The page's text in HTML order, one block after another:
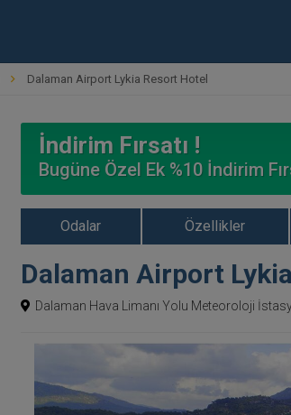
Dalaman Airport Lykia Resort Hotel
İndirim Fırsatı !
Bugüne Özel Ek %10 İndirim
Odalar Özellikler
Dalaman Airport
Dalaman Hava Limanı Yolu Meteoroloji